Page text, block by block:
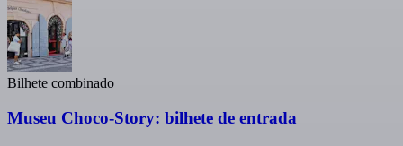
Bilhete combinado
Museu Choco-Story: bilhete de entrada